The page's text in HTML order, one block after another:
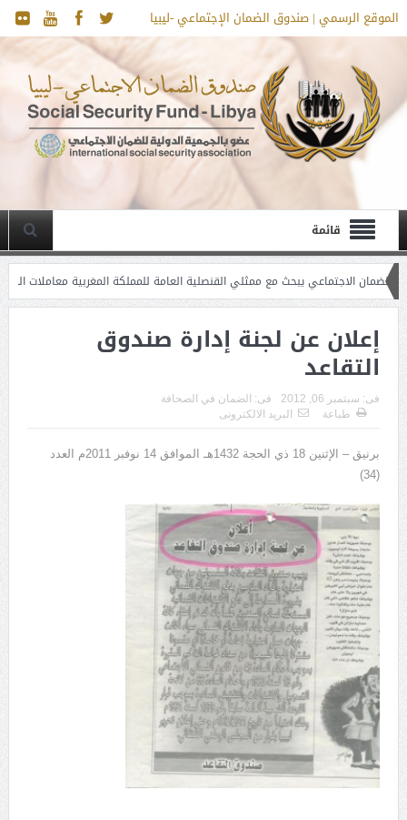
الموقع الرسمي | صندوق الضمان الإجتماعي -ليبيا
قائمة
الاجتماعي يبحث مع ممثلي القنصلية العامة للمملكة المغربية معاملات المضمونين
حلول شهر رمضان المبارك
إعلان عن لجنة إدارة صندوق
التقاعد
فى: سبتمبر 06, 2012 فى: الضمان في الصحافة
طباعة
البريد الالكترونى
برنيق – الإثنين 18 ذي الحجة 1432هـ الموافق 14 نوفبر 2011م العدد
(34)